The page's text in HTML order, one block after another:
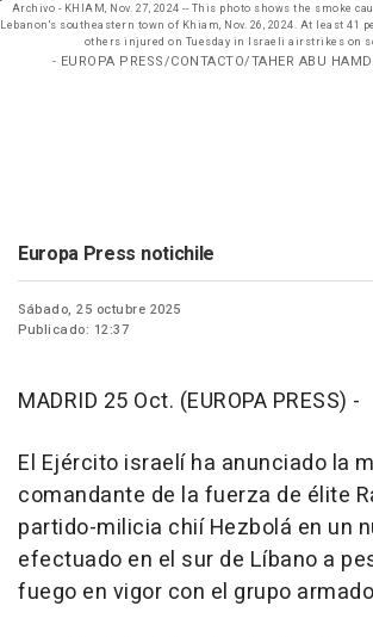
Archivo - KHIAM, Nov. 27, 2024 -- This photo shows the smoke caused by Israeli airstrikes in
Lebanon's southeastern town of Khiam, Nov. 26, 2024. At least 41
others injured on Tuesday in Israeli airstrikes on
- EUROPA PRESS/CONTACTO/TAHER ABU
Europa Press notichile
Sábado, 25 octubre 2025
Publicado: 12:37
MADRID 25 Oct. (EUROPA PRESS) -
El Ejército israelí ha anunciado la
comandante de la fuerza de élite
partido-milicia chií Hezbolá en un
efectuado en el sur de Líbano a
fuego en vigor con el grupo